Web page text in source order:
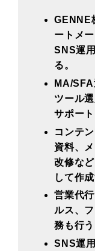
GENNE
ートメ
SNS運
る。
MA/SFA
ツール
サポー
コンテ
資料、
改修な
して作成
営業代
ルス、
務も行う
SNS運